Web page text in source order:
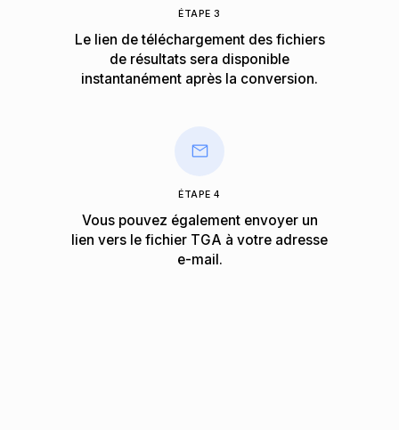
ÉTAPE 3
Le lien de téléchargement des fichiers
de résultats sera disponible
instantanément après la conversion.
ÉTAPE 4
Vous pouvez également envoyer un
lien vers le fichier TGA à votre adresse
e-mail.